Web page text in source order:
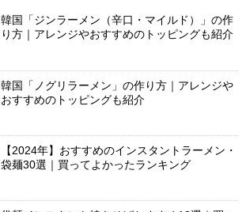
韓国「ジンラーメン（辛口・マイルド）」の作
り方｜アレンジやおすすめのトッピングも紹介
韓国「ノグリラーメン」の作り方｜アレンジや
おすすめのトッピングも紹介
【2024年】おすすめのインスタントラーメン・
袋麺30選｜買ってよかったランキング